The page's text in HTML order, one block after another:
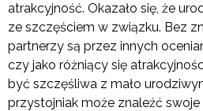
atrakcyjność. Okazało się, że
ze szczęściem w związku. Bez
partnerzy są przez innych
czy jako różniący się
być szczęśliwa z mało
przystojniak może znaleźć